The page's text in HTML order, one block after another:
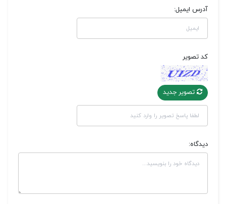
آدرس ایمیل:
کد تصویر
تصویر جدید
دیدگاه: